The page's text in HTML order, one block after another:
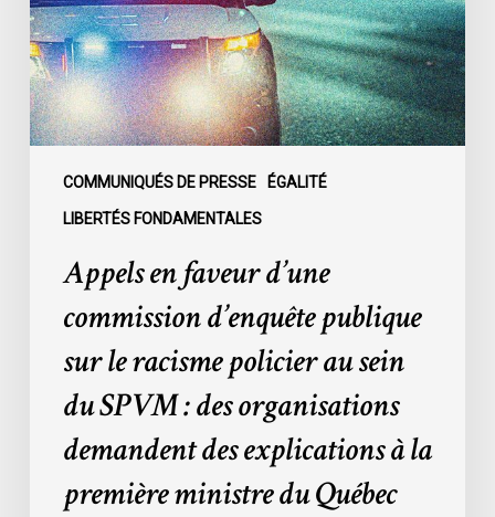
COMMUNIQUÉS DE PRESSE ÉGALITÉ
LIBERTÉS FONDAMENTALES
d’enquête
publique
sur
le
racisme
policier
SPVM
organisations
explications
Appels en faveur d’une
commission d’enquête publique
sur le racisme policier au sein
du SPVM : des organisations
demandent des explications à la
première ministre du Québec